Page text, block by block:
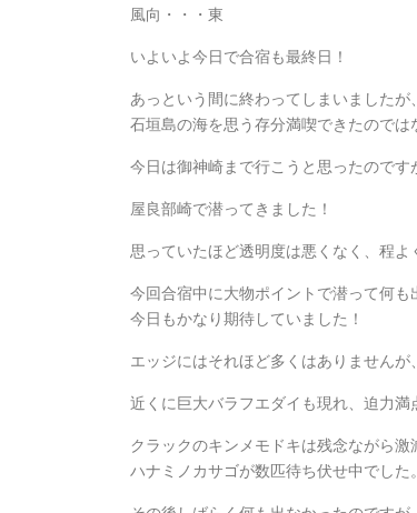
風向・・・東
いよいよ今日で合宿も最終日！
あっという間に終わってしまいました
石垣島の海を思う存分満喫できたのでは
今日は御神崎まで行こうと思ったのです
屋良部崎で潜ってきました！
思っていたほど透明度は悪くなく、程よ
今回合宿中に大物ポイントで潜って何
今日もかなり期待していました！
エッジにはそれほど多くはありません
近くに巨大バラフエダイも現れ、迫力満
クラックのキンメモドキは残念ながら
ハナミノカサゴが数匹待ち伏せ中でした。